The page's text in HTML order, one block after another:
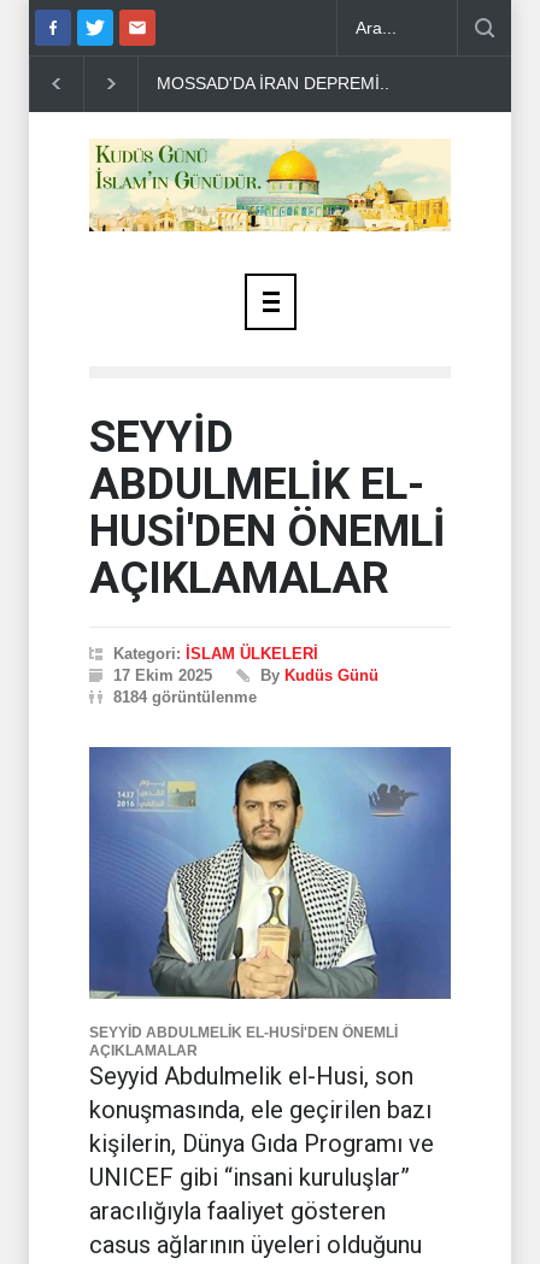
İRAN DEPREMİ.. PEZEŞKİYAN'DAN HALİL EL HAYYE'YE
SEYYİD
ABDULMELİK EL-
HUSİ'DEN ÖNEMLİ
AÇIKLAMALAR
Kategori: İSLAM ÜLKELERİ
17 Ekim 2025
By Kudüs Günü
8184 görüntülenme
SEYYİD ABDULMELİK EL-HUSİ'DEN ÖNEMLİ
AÇIKLAMALAR
Seyyid Abdulmelik el-Husi, son
konuşmasında, ele geçirilen bazı
kişilerin, Dünya Gıda Programı ve
UNICEF gibi “insani kuruluşlar”
aracılığıyla faaliyet gösteren
casus ağlarının üyeleri olduğunu